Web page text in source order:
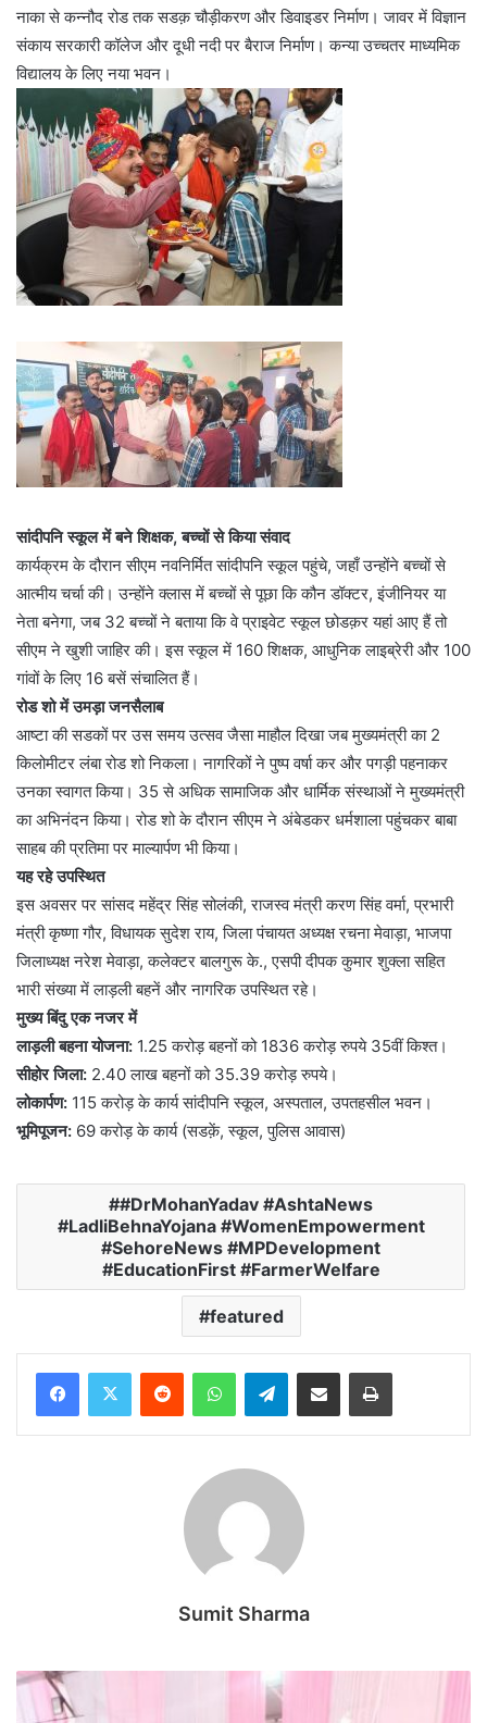
नाका से कन्नौद रोड तक सडक़ चौड़ीकरण और डिवाइडर निर्माण। जावर में विज्ञान
संकाय सरकारी कॉलेज और दूधी नदी पर बैराज निर्माण। कन्या उच्चतर माध्यमिक
विद्यालय के लिए नया भवन।
सांदीपनि स्कूल में बने शिक्षक, बच्चों से किया संवाद
कार्यक्रम के दौरान सीएम नवनिर्मित सांदीपनि स्कूल पहुंचे, जहाँ उन्होंने बच्चों से
आत्मीय चर्चा की। उन्होंने क्लास में बच्चों से पूछा कि कौन डॉक्टर, इंजीनियर या
नेता बनेगा, जब 32 बच्चों ने बताया कि वे प्राइवेट स्कूल छोडक़र यहां आए हैं तो
सीएम ने खुशी जाहिर की। इस स्कूल में 160 शिक्षक, आधुनिक लाइब्रेरी और 100
गांवों के लिए 16 बसें संचालित हैं।
रोड शो में उमड़ा जनसैलाब
आष्टा की सडकों पर उस समय उत्सव जैसा माहौल दिखा जब मुख्यमंत्री का 2
किलोमीटर लंबा रोड शो निकला। नागरिकों ने पुष्प वर्षा कर और पगड़ी पहनाकर
उनका स्वागत किया। 35 से अधिक सामाजिक और धार्मिक संस्थाओं ने मुख्यमंत्री
का अभिनंदन किया। रोड शो के दौरान सीएम ने अंबेडकर धर्मशाला पहुंचकर बाबा
साहब की प्रतिमा पर माल्यार्पण भी किया।
यह रहे उपस्थित
इस अवसर पर सांसद महेंद्र सिंह सोलंकी, राजस्व मंत्री करण सिंह वर्मा, प्रभारी
मंत्री कृष्णा गौर, विधायक सुदेश राय, जिला पंचायत अध्यक्ष रचना मेवाड़ा, भाजपा
जिलाध्यक्ष नरेश मेवाड़ा, कलेक्टर बालगुरू के., एसपी दीपक कुमार शुक्ला सहित
भारी संख्या में लाड़ली बहनें और नागरिक उपस्थित रहे।
मुख्य बिंदु एक नजर में
लाड़ली बहना योजना: 1.25 करोड़ बहनों को 1836 करोड़ रुपये 35वीं किश्त।
सीहोर जिला: 2.40 लाख बहनों को 35.39 करोड़ रुपये।
लोकार्पण: 115 करोड़ के कार्य सांदीपनि स्कूल, अस्पताल, उपतहसील भवन।
भूमिपूजन: 69 करोड़ के कार्य (सडक़ें, स्कूल, पुलिस आवास)
#DrMohanYadav #AshtaNews
#LadliBehnaYojana #WomenEmpowerment
#SehoreNews #MPDevelopment
#EducationFirst #FarmerWelfare
featured
Telegram
Sumit Sharma